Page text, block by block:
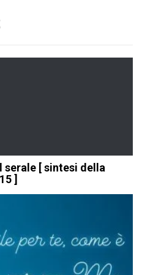
serale [ sintesi della
]